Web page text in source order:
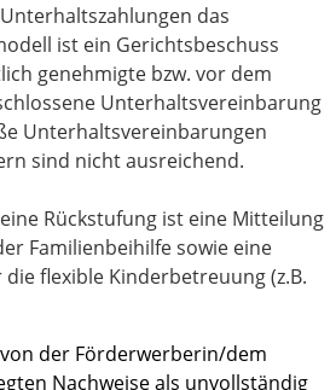
das
ist ein Gerichtsbeschuss
genehmigte bzw. vor dem
Unterhaltsvereinbarung
Unterhaltsvereinbarungen
sind nicht ausreichend.
Rückstufung ist eine Mitteilung
Familienbeihilfe sowie eine
flexible Kinderbetreuung (z.B.
der Förderwerberin/dem
Nachweise als unvollständig